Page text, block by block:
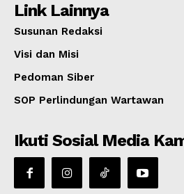
Link Lainnya
Susunan Redaksi
Visi dan Misi
Pedoman Siber
SOP Perlindungan Wartawan
Ikuti Sosial Media